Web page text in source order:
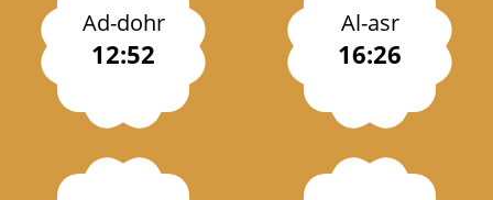
Ad-dohr
12:52
Al-asr
16:26